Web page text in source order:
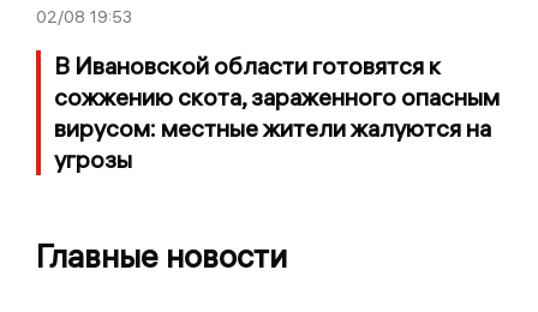
02/08 19:53
В Ивановской области готовятся к
сожжению скота, зараженного опасным
вирусом: местные жители жалуются на
угрозы
Главные новости